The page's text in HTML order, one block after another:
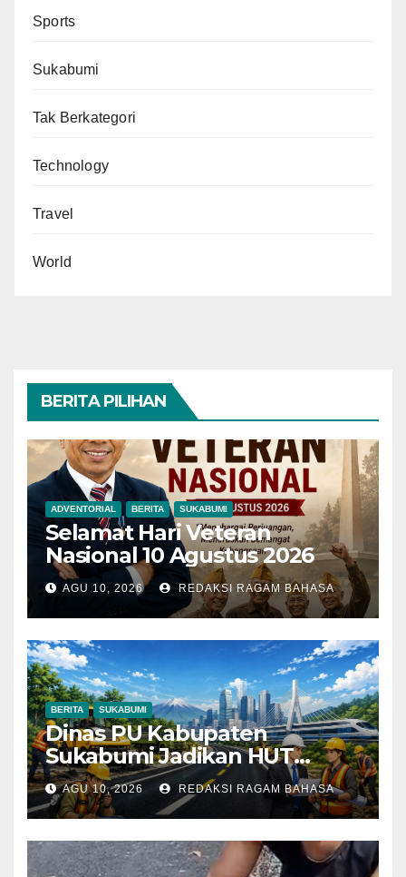
Sports
Sukabumi
Tak Berkategori
Technology
Travel
World
BERITA PILIHAN
ADVENTORIAL BERITA SUKABUMI
Selamat Hari Veteran
Nasional 10 Agustus 2026
AGU 10, 2026 REDAKSI RAGAM BAHASA
BERITA SUKABUMI
Dinas PU Kabupaten
Sukabumi Jadikan HUT
ASEAN ke-59 sebagai
Momentum Perkuat
Kolaborasi Pembangunan
AGU 10, 2026 REDAKSI RAGAM BAHASA